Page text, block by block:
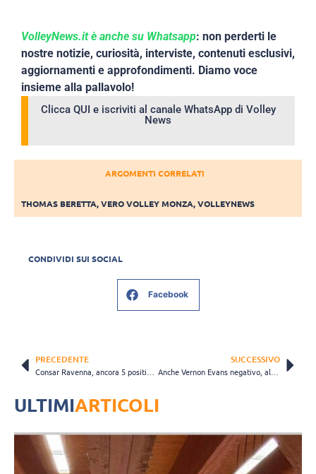
VolleyNews.it è anche su Whatsapp: non perderti le
nostre notizie, curiosità, interviste, contenuti esclusivi,
aggiornamenti e approfondimenti. Diamo voce
insieme alla pallavolo!
Clicca QUI e iscriviti al canale WhatsApp di Volley
News
ARGOMENTI CORRELATI
THOMAS BERETTA,VERO VOLLEY MONZA,VOLLEYNEWS
CONDIVIDI SUI SOCIAL
Facebook
PRECEDENTE SUCCESSIVO
ULTIMIARTICOLI